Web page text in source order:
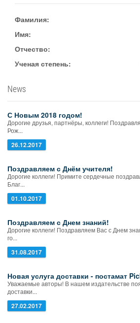
Фамилия:
Имя:
Отчество:
Ученая степень:
News
С Новым 2018 годом!
Дорогие друзья, партнёры, коллеги!
Рож...
26.12.2017
Поздравляем с Днём учителя!
Дорогие коллеги! Примите сердечные
Благ...
01.10.2017
Поздравляем с Днем знаний!
Дорогие коллеги! Поздравляем Вас с Днем
го...
31.08.2017
Новая услуга доставки - постамат
Уважаемые авторы! В нашем издательстве
доставки...
27.02.2017